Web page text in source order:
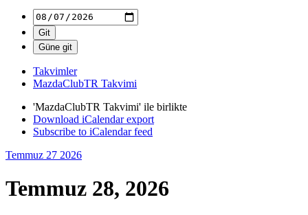
Takvimler
MazdaClubTR Takvimi
'MazdaClubTR Takvimi' ile birlikte
Download iCalendar export
Subscribe to iCalendar feed
Temmuz 27 2026
Temmuz 28, 2026